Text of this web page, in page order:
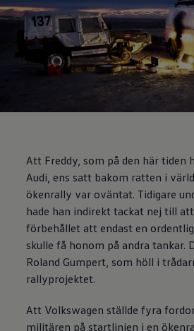
Att Freddy, som på den här tiden
Audi, ens satt bakom ratten i
ökenrally var oväntat. Tidigare
hade han indirekt tackat nej till
förbehållet att endast en
skulle få honom på andra tankar.
Roland Gumpert, som höll i
rallyprojektet.
Att Volkswagen ställde fyra
militären på startlinjen i en